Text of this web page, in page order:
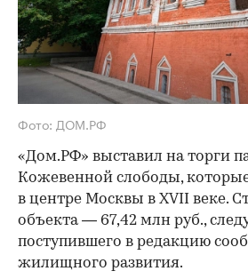
Фото: ДОМ.РФ
«Дом.РФ» выставил на торги
Кожевенной слободы,
в центре Москвы в XVII веке.
объекта — 67,42 млн руб.,
поступившего в редакцию
жилищного развития.